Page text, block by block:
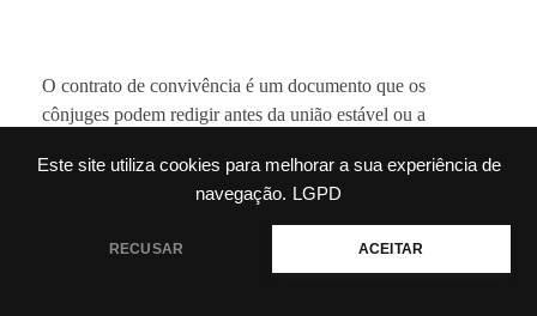
Este site utiliza cookies para melhorar a sua experiência de
navegação. LGPD
RECUSAR ACEITAR
O contrato de convivência é um documento que os
cônjuges podem redigir antes da união estável ou a
cartório no momento da assinatura da escritura pública de
união estável ou a qualquer momento.